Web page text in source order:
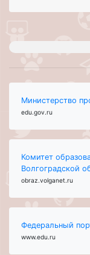
Министерство
edu.gov.ru
Комитет
Волгоградской
obraz.volganet.ru
Федеральный
www.edu.ru